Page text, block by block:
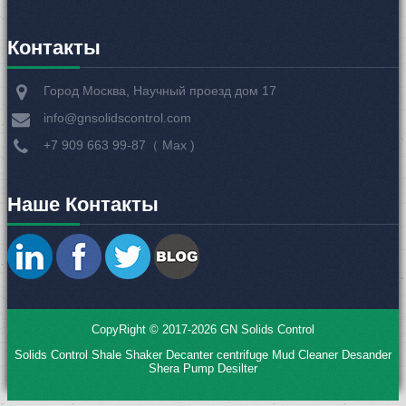
плотности материала, под действием центробежной
жидкофазных.
Контакты
Город Москва, Научный проезд дом 17
info@gnsolidscontrol.com
+7 909 663 99-87（ Мах )
Наше Контакты
CopyRight © 2017-2026 GN Solids Control
Solids Control Shale ShakerDecanter centrifuge Mud Cleaner Desander
Shera Pump Desilter